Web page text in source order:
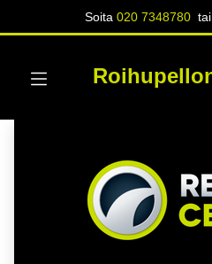
Soita020 7348780 tai